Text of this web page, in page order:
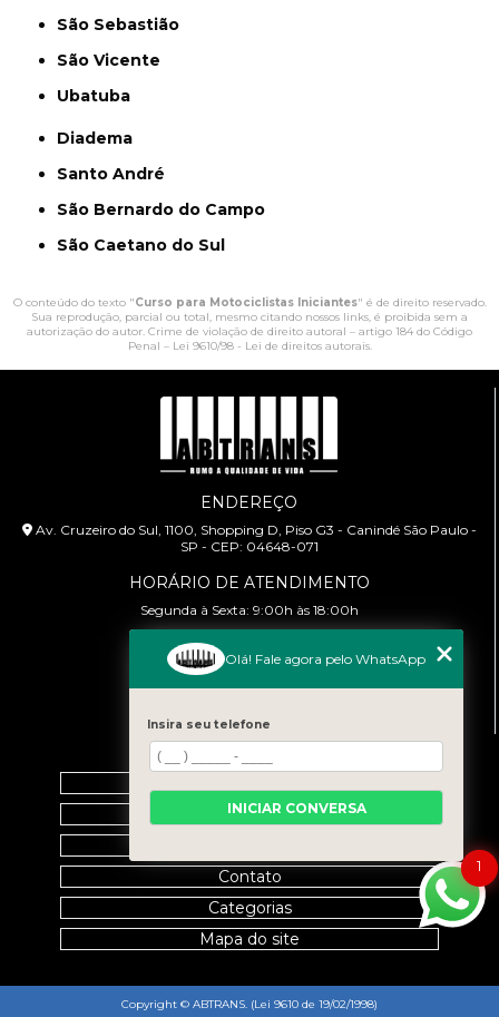
São Sebastião
São Vicente
Ubatuba
Diadema
Santo André
São Bernardo do Campo
São Caetano do Sul
O conteúdo do texto "Curso para Motociclistas Iniciantes" é de direito reservado.
Sua reprodução, parcial ou total, mesmo citando nossos links, é proibida sem a
autorização do autor. Crime de violação de direito autoral – artigo 184 do Código
Penal – Lei 9610/98 - Lei de direitos autorais.
ENDEREÇO
Av. Cruzeiro do Sul, 1100, Shopping D, Piso G3 - Canindé São Paulo -
SP - CEP: 04648-071
HORÁRIO DE ATENDIMENTO
Segunda à Sexta: 9:00h às 18:00h
CONTATO
MENU
Empresa
Contato
Categorias
Mapa do site
Copyright © ABTRANS. (Lei 9610 de 19/02/1998)
1
Olá! Fale agora pelo WhatsApp
Insira seu telefone
INICIAR CONVERSA